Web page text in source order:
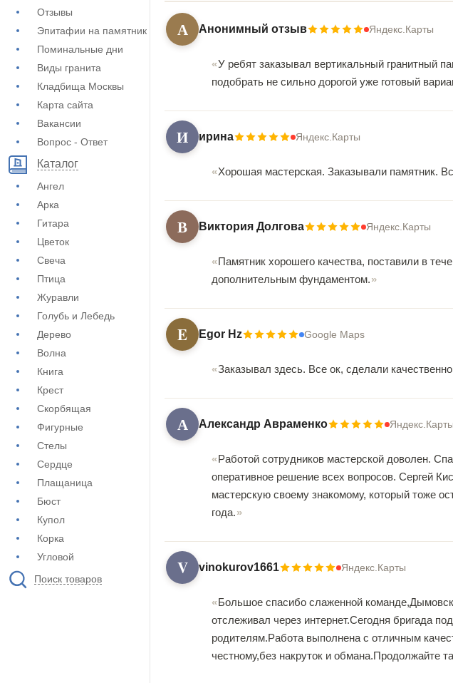
Отзывы
Эпитафии на памятник
Поминальные дни
Виды гранита
Кладбища Москвы
Карта сайта
Вакансии
Вопрос - Ответ
Каталог
Ангел
Арка
Гитара
Цветок
Свеча
Птица
Журавли
Голубь и Лебедь
Дерево
Волна
Книга
Крест
Скорбящая
Фигурные
Стелы
Сердце
Плащаница
Бюст
Купол
Корка
Угловой
Поиск товаров
А Анонимный отзыв Яндекс.Карты
У ребят заказывал вертикальный гранитный
подобрать не сильно дорогой уже готовый
И ирина Яндекс.Карты
Хорошая мастерская. Заказывали памятник.
В Виктория Долгова Яндекс.Карты
Памятник хорошего качества, поставили в
дополнительным фундаментом.
E Egor Hz Google Maps
Заказывал здесь. Все ок, сделали
А Александр Авраменко Яндекс.Карты
Работой сотрудников мастерской доволен.
оперативное решение всех вопросов. Сергей
мастерскую своему знакомому, который тоже
года.
V vinokurov1661 Яндекс.Карты
Большое спасибо слаженной
отслеживал через интернет.Сегодня бригада
родителям.Работа выполнена с отличным
честному,без накруток и обмана.Продолжайте